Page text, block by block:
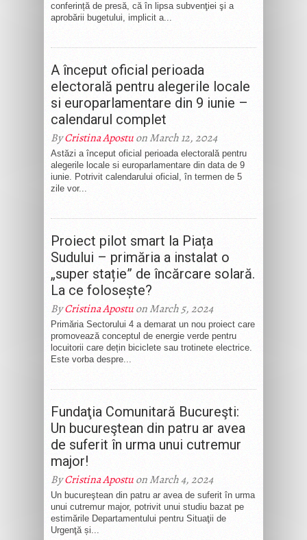
conferință de presă, că în lipsa subvenţiei şi a
aprobării bugetului, implicit a...
A început oficial perioada
electorală pentru alegerile locale
si europarlamentare din 9 iunie –
calendarul complet
ByCristina Apostuon March 12, 2024
Astăzi a început oficial perioada electorală pentru
alegerile locale si europarlamentare din data de 9
iunie. Potrivit calendarului oficial, în termen de 5
zile vor...
Proiect pilot smart la Piața
Sudului – primăria a instalat o
„super stație” de încărcare solară.
La ce folosește?
ByCristina Apostuon March 5, 2024
Primăria Sectorului 4 a demarat un nou proiect care
promovează conceptul de energie verde pentru
locuitorii care dețin biciclete sau trotinete electrice.
Este vorba despre...
Fundaţia Comunitară Bucureşti:
Un bucureştean din patru ar avea
de suferit în urma unui cutremur
major!
ByCristina Apostuon March 4, 2024
Un bucureştean din patru ar avea de suferit în urma
unui cutremur major, potrivit unui studiu bazat pe
estimările Departamentului pentru Situaţii de
Urgenţă și...